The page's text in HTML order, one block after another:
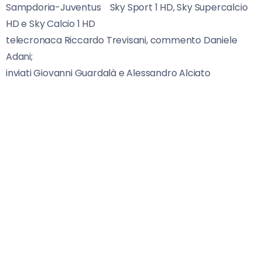
Sampdoria-Juventus Sky Sport 1 HD, Sky Supercalcio
HD e Sky Calcio 1 HD
telecronaca Riccardo Trevisani, commento Daniele
Adani;
inviati Giovanni Guardalà e Alessandro Alciato